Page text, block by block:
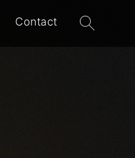
Contact
Zoeken
naar: